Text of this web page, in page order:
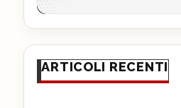
ARTICOLI RECENTI